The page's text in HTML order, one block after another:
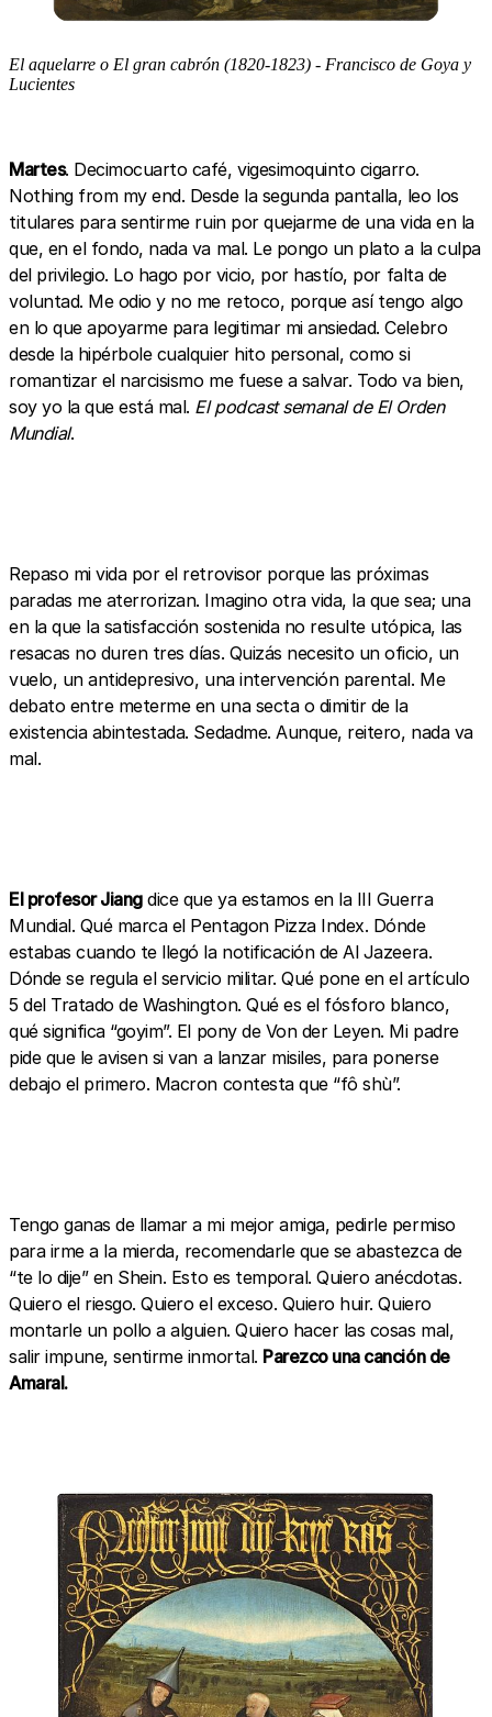
El aquelarre o El gran cabrón (1820-1823) - Francisco de Goya y
Lucientes
Martes. Decimocuarto café, vigesimoquinto cigarro.
Nothing from my end. Desde la segunda pantalla, leo los
titulares para sentirme ruin por quejarme de una vida en la
que, en el fondo, nada va mal. Le pongo un plato a la culpa
del privilegio. Lo hago por vicio, por hastío, por falta de
voluntad. Me odio y no me retoco, porque así tengo algo
en lo que apoyarme para legitimar mi ansiedad. Celebro
desde la hipérbole cualquier hito personal, como si
romantizar el narcisismo me fuese a salvar. Todo va bien,
soy yo la que está mal. El podcast semanal de El Orden
Mundial.
Repaso mi vida por el retrovisor porque las próximas
paradas me aterrorizan. Imagino otra vida, la que sea; una
en la que la satisfacción sostenida no resulte utópica, las
resacas no duren tres días. Quizás necesito un oficio, un
vuelo, un antidepresivo, una intervención parental. Me
debato entre meterme en una secta o dimitir de la
existencia abintestada. Sedadme. Aunque, reitero, nada va
mal.
El profesor Jiangdice que ya estamos en la III Guerra
Mundial. Qué marca el Pentagon Pizza Index. Dónde
estabas cuando te llegó la notificación de Al Jazeera.
Dónde se regula el servicio militar. Qué pone en el artículo
5 del Tratado de Washington. Qué es el fósforo blanco,
qué significa “goyim”. El pony de Von der Leyen. Mi padre
pide que le avisen si van a lanzar misiles, para ponerse
debajo el primero. Macron contesta que “fô shù”.
Tengo ganas de llamar a mi mejor amiga, pedirle permiso
para irme a la mierda, recomendarle que se abastezca de
“te lo dije” en Shein. Esto es temporal. Quiero anécdotas.
Quiero el riesgo. Quiero el exceso. Quiero huir. Quiero
montarle un pollo a alguien. Quiero hacer las cosas mal,
salir impune, sentirme inmortal. Parezco una canción de
Amaral.